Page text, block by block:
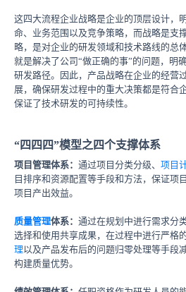
这四大流程企业战略是企业的顶层设计，
命、业务范围以及竞争策略，而战略是支
略，是对企业的研发领域和技术路线的总
就是解决了公司“做正确的事”的问题，明
研发路径。因此，产品战略在企业的经营
展，确保研发过程中的重大决策都是符合
保证了技术研发的可持续性。
“四四四”模型之四个支撑体系
项目管理体系： 通过项目分类分级、 项目
目排序和资源配置等手段和方法，保证项
项目产出效益。
质量管理体系： 通过在规划中进行需求分
选择和使用共享成果，在过程中进行严格
理以及产品发布后的问题归零处理等手段
构建质量优势。